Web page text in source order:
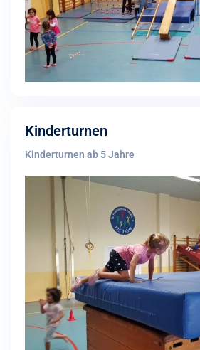
Kinderturnen
Kinderturnen ab 5 Jahre